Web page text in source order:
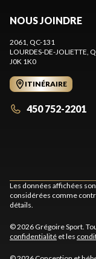
NOUS JOINDRE
2061, QC-131
LOURDES-DE-JOLIETTE,
J0K 1K0
ITINÉRAIRE
450 752-2201
Les données affichées
considérées comme
détails.
© 2026 Grégoire Sport.
confidentialité et les